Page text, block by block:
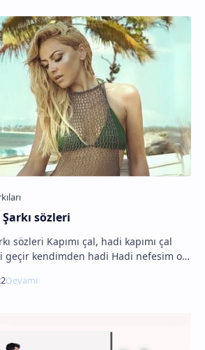
sözleri
sözleri Kapımı çal, hadi kapımı çal
geçir kendimden hadi Hadi nefesim ol